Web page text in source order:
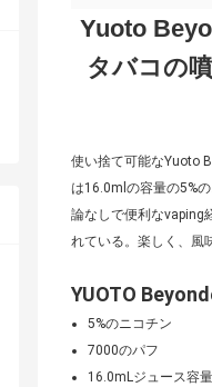
Yuoto
タバコの
使い捨て可能なYuoto
は16.0mlの容量の5%
論なしで便利なvaping
れている。楽しく、風
YUOTO
5%のニコチン
7000のパフ
16.0mLジュース容量